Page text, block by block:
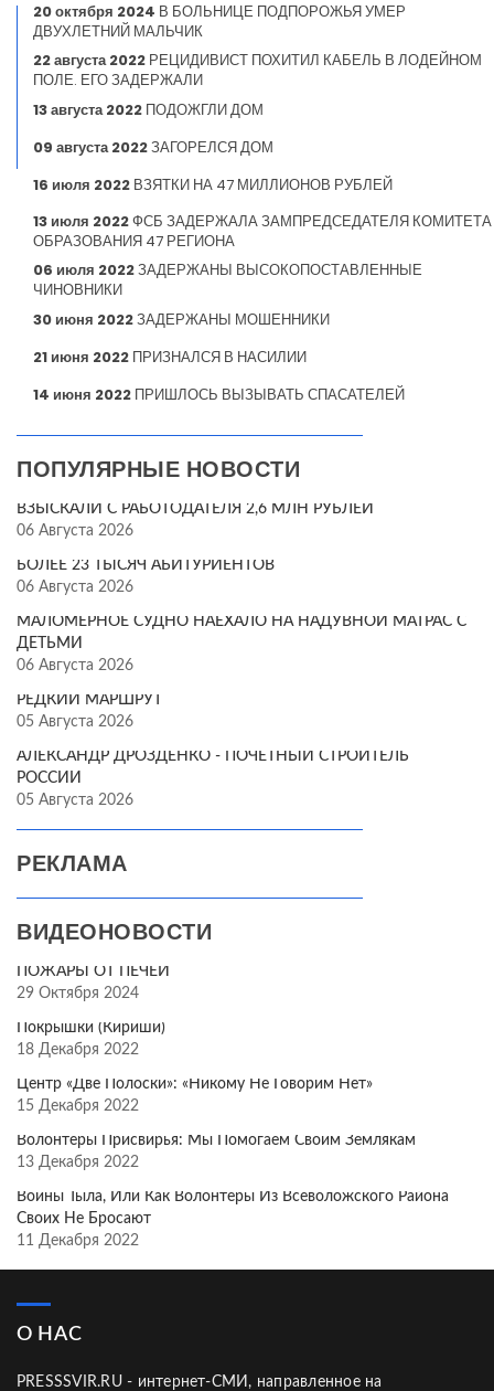
20 октября 2024 В БОЛЬНИЦЕ ПОДПОРОЖЬЯ УМЕР
ДВУХЛЕТНИЙ МАЛЬЧИК
22 августа 2022 РЕЦИДИВИСТ ПОХИТИЛ КАБЕЛЬ В ЛОДЕЙНОМ
ПОЛЕ. ЕГО ЗАДЕРЖАЛИ
13 августа 2022 ПОДОЖГЛИ ДОМ
09 августа 2022ЗАГОРЕЛСЯ ДОМ
16 июля 2022 ВЗЯТКИ НА 47 МИЛЛИОНОВ РУБЛЕЙ
13 июля 2022ФСБ ЗАДЕРЖАЛА ЗАМПРЕДСЕДАТЕЛЯ КОМИТЕТА
ОБРАЗОВАНИЯ 47 РЕГИОНА
06 июля 2022ЗАДЕРЖАНЫ ВЫСОКОПОСТАВЛЕННЫЕ
ЧИНОВНИКИ
30 июня 2022ЗАДЕРЖАНЫ МОШЕННИКИ
21 июня 2022 ПРИЗНАЛСЯ В НАСИЛИИ
14 июня 2022 ПРИШЛОСЬ ВЫЗЫВАТЬ СПАСАТЕЛЕЙ
ПОПУЛЯРНЫЕ НОВОСТИ
ВЗЫСКАЛИ С РАБОТОДАТЕЛЯ 2,6 МЛН РУБЛЕЙ
06 Августа 2026
БОЛЕЕ 23 ТЫСЯЧ АБИТУРИЕНТОВ
06 Августа 2026
МАЛОМЕРНОЕ СУДНО НАЕХАЛО НА НАДУВНОЙ МАТРАС С
ДЕТЬМИ
06 Августа 2026
РЕДКИЙ МАРШРУТ
05 Августа 2026
АЛЕКСАНДР ДРОЗДЕНКО - ПОЧЁТНЫЙ СТРОИТЕЛЬ
РОССИИ
05 Августа 2026
РЕКЛАМА
ВИДЕОНОВОСТИ
ПОЖАРЫ ОТ ПЕЧЕЙ
29 Октября 2024
Покрышки (Кириши)
18 Декабря 2022
Центр «Две Полоски»: «Никому Не Говорим Нет»
15 Декабря 2022
Волонтёры Присвирья: Мы Помогаем Своим Землякам
13 Декабря 2022
Воины Тыла, Или Как Волонтёры Из Всеволожского Района
Своих Не Бросают
11 Декабря 2022
О НАС
PRESSSVIR.RU - интернет-СМИ, направленное на